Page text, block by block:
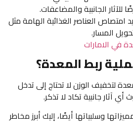
الجانبية والمضاعفات.
امتصاص العناصر الغذائية الهامة مثل
المسار.
في الامارات
ربط المعدة؟
لتخفيف الوزن لا تحتاج إلى تدخل
آثار جانبية تكاد لا تذكر.
وسلبياتها أيضًا، إليك أبرز مخاطر